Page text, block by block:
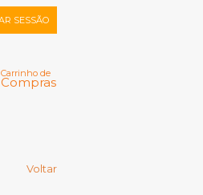
Carrinho de
Compras
SESSÃO
Voltar